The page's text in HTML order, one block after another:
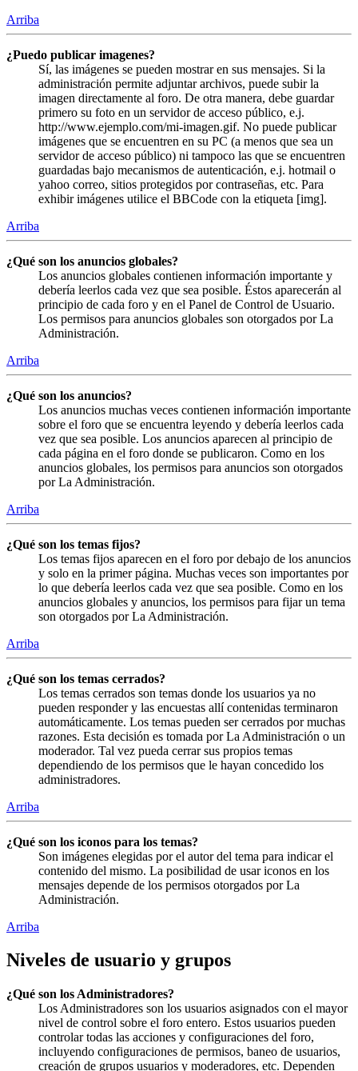
Arriba
¿Puedo publicar imagenes?
Sí, las imágenes se pueden mostrar en sus mensajes. Si la
administración permite adjuntar archivos, puede subir la
imagen directamente al foro. De otra manera, debe guardar
primero su foto en un servidor de acceso público, e.j.
http://www.ejemplo.com/mi-imagen.gif. No puede publicar
imágenes que se encuentren en su PC (a menos que sea un
servidor de acceso público) ni tampoco las que se encuentren
guardadas bajo mecanismos de autenticación, e.j. hotmail o
yahoo correo, sitios protegidos por contraseñas, etc. Para
exhibir imágenes utilice el BBCode con la etiqueta [img].
Arriba
¿Qué son los anuncios globales?
Los anuncios globales contienen información importante y
debería leerlos cada vez que sea posible. Éstos aparecerán al
principio de cada foro y en el Panel de Control de Usuario.
Los permisos para anuncios globales son otorgados por La
Administración.
Arriba
¿Qué son los anuncios?
Los anuncios muchas veces contienen información importante
sobre el foro que se encuentra leyendo y debería leerlos cada
vez que sea posible. Los anuncios aparecen al principio de
cada página en el foro donde se publicaron. Como en los
anuncios globales, los permisos para anuncios son otorgados
por La Administración.
Arriba
¿Qué son los temas fijos?
Los temas fijos aparecen en el foro por debajo de los anuncios
y solo en la primer página. Muchas veces son importantes por
lo que debería leerlos cada vez que sea posible. Como en los
anuncios globales y anuncios, los permisos para fijar un tema
son otorgados por La Administración.
Arriba
¿Qué son los temas cerrados?
Los temas cerrados son temas donde los usuarios ya no
pueden responder y las encuestas allí contenidas terminaron
automáticamente. Los temas pueden ser cerrados por muchas
razones. Esta decisión es tomada por La Administración o un
moderador. Tal vez pueda cerrar sus propios temas
dependiendo de los permisos que le hayan concedido los
administradores.
Arriba
¿Qué son los iconos para los temas?
Son imágenes elegidas por el autor del tema para indicar el
contenido del mismo. La posibilidad de usar iconos en los
mensajes depende de los permisos otorgados por La
Administración.
Arriba
Niveles de usuario y grupos
¿Qué son los Administradores?
Los Administradores son los usuarios asignados con el mayor
nivel de control sobre el foro entero. Estos usuarios pueden
controlar todas las acciones y configuraciones del foro,
incluyendo configuraciones de permisos, baneo de usuarios,
creación de grupos usuarios y moderadores, etc. Dependen